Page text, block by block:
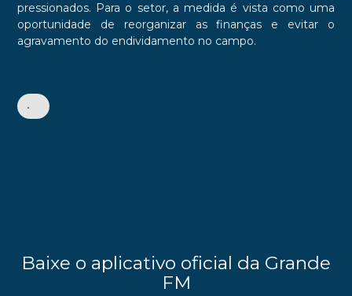
pressionados. Para o setor, a medida é vista como uma
oportunidade de reorganizar as finanças e evitar o
agravamento do endividamento no campo.
•
Baixe o aplicativo oficial da Grande
FM